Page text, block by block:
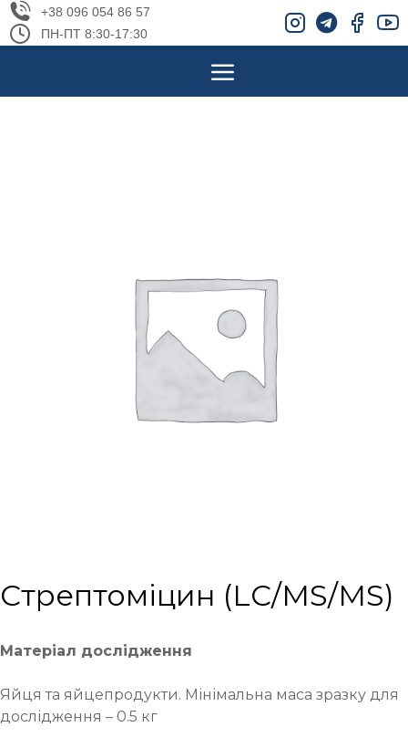
+38 096 054 86 57
ПН-ПТ 8:30-17:30
Стрептоміцин (LC/MS/MS)
Матеріал дослідження
Яйця та яйцепродукти. Мінімальна маса зразку для
дослідження – 0.5 кг